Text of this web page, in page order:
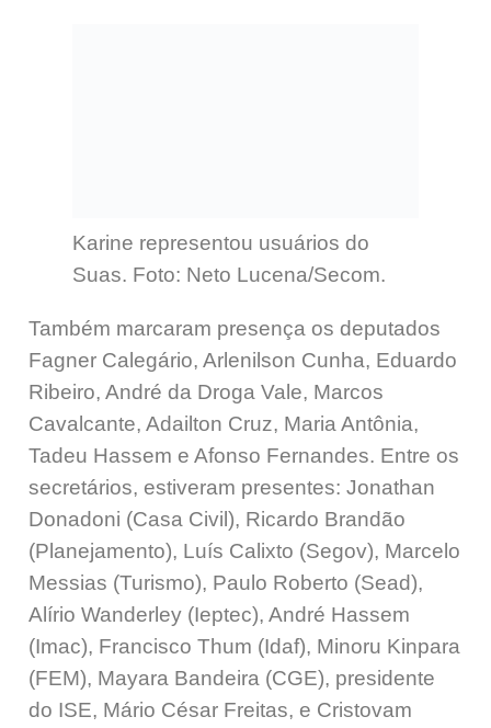
Karine representou usuários do
Suas. Foto: Neto Lucena/Secom.
Também marcaram presença os deputados
Fagner Calegário, Arlenilson Cunha, Eduardo
Ribeiro, André da Droga Vale, Marcos
Cavalcante, Adailton Cruz, Maria Antônia,
Tadeu Hassem e Afonso Fernandes. Entre os
secretários, estiveram presentes: Jonathan
Donadoni (Casa Civil), Ricardo Brandão
(Planejamento), Luís Calixto (Segov), Marcelo
Messias (Turismo), Paulo Roberto (Sead),
Alírio Wanderley (Ieptec), André Hassem
(Imac), Francisco Thum (Idaf), Minoru Kinpara
(FEM), Mayara Bandeira (CGE), presidente
do ISE, Mário César Freitas, e Cristovam